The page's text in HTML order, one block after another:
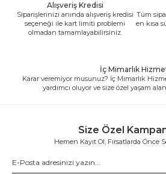
Alışveriş Kredisi
Siparişlerinizi anında alışveriş kredisi
seçeneği ile kart limiti problemi
olmadan tamamlayabilirsiniz.
Tüm
en kısa
İç Mimarlık
Karar veremiyor musunuz? İç Mimarlık
yardımcı oluyor ve size özel yaşam
Size Özel
Hemen Kayıt Ol, Fırsatlarda Önce